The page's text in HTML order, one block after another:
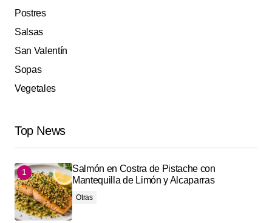
Postres
Salsas
San Valentín
Sopas
Vegetales
Top News
Salmón en Costra de Pistache con
Mantequilla de Limón y Alcaparras
Otras